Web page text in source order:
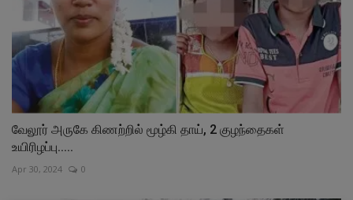
வேலூர் அருகே கிணற்றில் மூழ்கி தாய், 2 குழந்தைகள்
உயிரிழப்பு.....
Apr 30, 2024 0